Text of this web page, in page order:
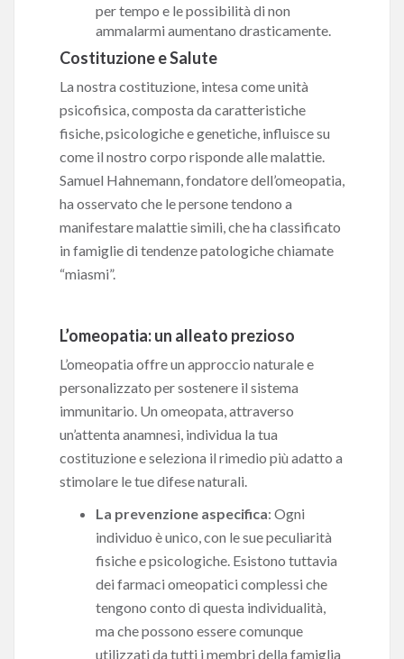
per tempo e le possibilità di non
ammalarmi aumentano drasticamente.
Costituzione e Salute
La nostra costituzione, intesa come unità
psicofisica, composta da caratteristiche
fisiche, psicologiche e genetiche, influisce su
come il nostro corpo risponde alle malattie.
Samuel Hahnemann, fondatore dell’omeopatia,
ha osservato che le persone tendono a
manifestare malattie simili, che ha classificato
in famiglie di tendenze patologiche chiamate
“miasmi”.
L’omeopatia: un alleato prezioso
L’omeopatia offre un approccio naturale e
personalizzato per sostenere il sistema
immunitario. Un omeopata, attraverso
un’attenta anamnesi, individua la tua
costituzione e seleziona il rimedio più adatto a
stimolare le tue difese naturali.
La prevenzione aspecifica: Ogni
individuo è unico, con le sue peculiarità
fisiche e psicologiche. Esistono tuttavia
dei farmaci omeopatici complessi che
tengono conto di questa individualità,
ma che possono essere comunque
utilizzati da tutti i membri della famiglia